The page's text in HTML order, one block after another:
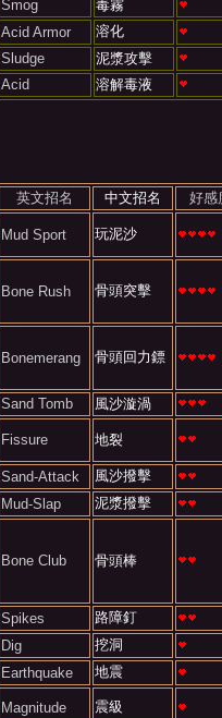
Smog
毒霧
Acid Armor
溶化
Sludge
泥漿攻擊
Acid 溶解毒液
英文招名 中文招名 好感
Mud Sport 玩泥沙
Bone Rush 骨頭突擊
Bonemerang 骨頭回力鏢
Sand Tomb 風沙漩渦
Fissure 地裂
Sand-Attack
風沙撥擊
Mud-Slap 泥漿撥擊
Bone Club 骨頭棒
Spikes
路障釘
Dig
挖洞
Earthquake 地震
Magnitude 震級